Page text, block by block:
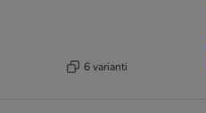
6 varianti